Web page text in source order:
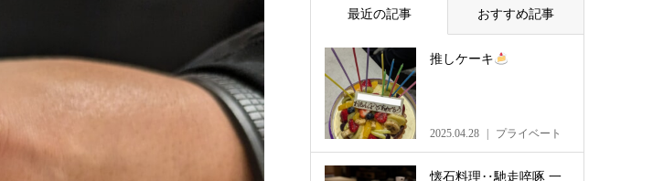
最近の記事 おすすめ記事
推しケーキ
2025.04.28 プライベート
懐石料理‥馳走啐啄 一